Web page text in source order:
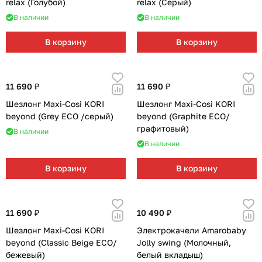
relax (Голубой)
В наличии
В корзину
relax (Серый)
В наличии
В корзину
11 690 ₽
Шезлонг Maxi-Cosi KORI
beyond (Grey ECO /серый)
В наличии
В корзину
11 690 ₽
Шезлонг Maxi-Cosi KORI
beyond (Graphite ECO/
графитовый)
В наличии
В корзину
11 690 ₽
Шезлонг Maxi-Cosi KORI
beyond (Classic Beige ECO/
бежевый)
10 490 ₽
Электрокачели Amarobaby
Jolly swing (Молочный,
белый вкладыш)